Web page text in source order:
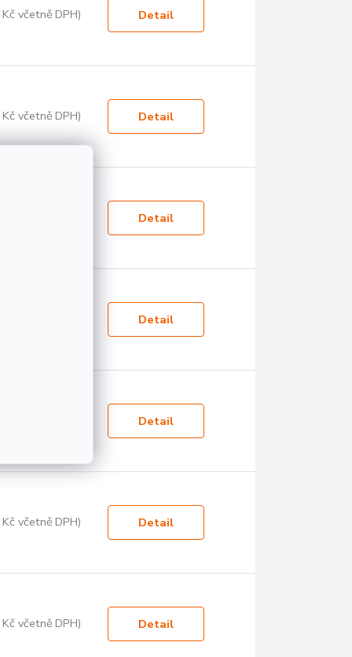
včetně DPH) Detail
včetně DPH) Detail
Detail
Detail
Detail
včetně DPH) Detail
včetně DPH) Detail